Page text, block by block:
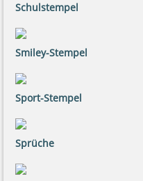
Schulstempel
Smiley-Stempel
Sport-Stempel
Sprüche